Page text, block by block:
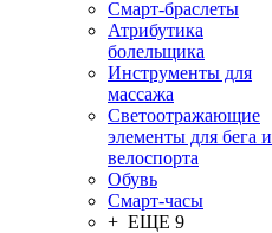
Смарт-браслеты
Атрибутика
болельщика
Инструменты для
массажа
Светоотражающие
элементы для бега и
велоспорта
Обувь
Смарт-часы
+ ЕЩЕ 9